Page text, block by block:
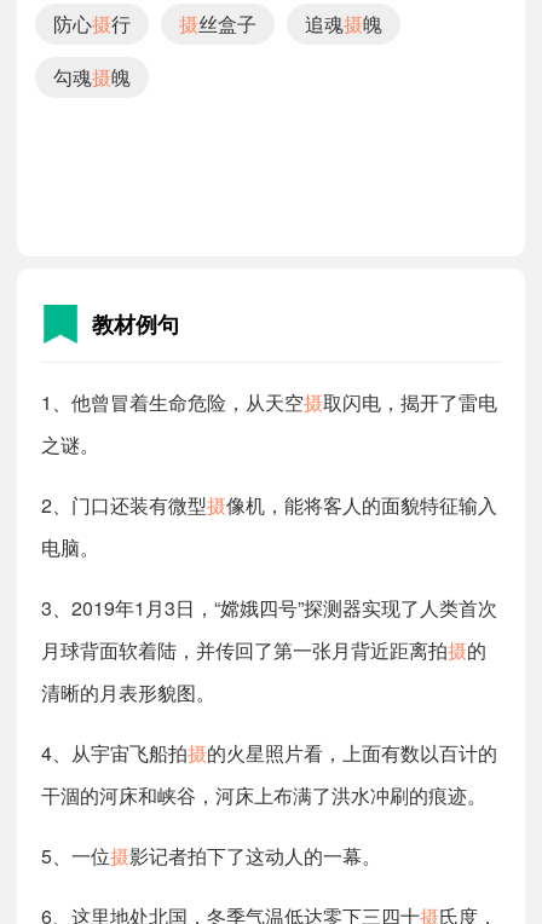
防心摄行 摄丝盒子 追魂摄魄
勾魂摄魄
教材例句
1、他曾冒着生命危险，从天空摄取闪电，揭开了雷电
之谜。
2、门口还装有微型摄像机，能将客人的面貌特征输入
电脑。
3、2019年1月3日，“嫦娥四号”探测器实现了人类首次
月球背面软着陆，并传回了第一张月背近距离拍摄的
清晰的月表形貌图。
4、从宇宙飞船拍摄的火星照片看，上面有数以百计的
干涸的河床和峡谷，河床上布满了洪水冲刷的痕迹。
5、一位摄影记者拍下了这动人的一幕。
6、这里地处北国，冬季气温低达零下三四十摄氏度，